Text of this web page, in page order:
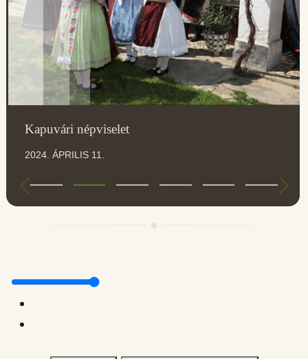
Kapuvári népviselet
2024. ÁPRILIS 11.